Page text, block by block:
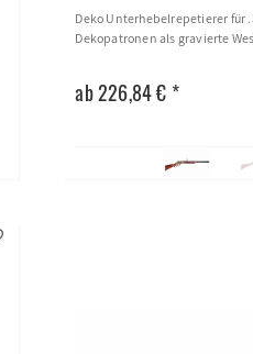
Deko Unterhebelrepetierer für
Dekopatronen als gravierte
ab 226,84 € *